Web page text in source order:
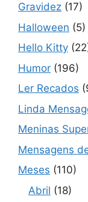
Gravidez (17)
Halloween (5)
Hello Kitty
Humor (196)
Ler Recados
Linda
Meninas
Mensagens
Meses (110)
Abril (18)